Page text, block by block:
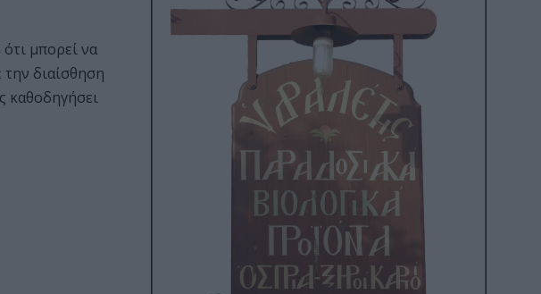
μπορεί να
διαίσθηση
καθοδηγήσει